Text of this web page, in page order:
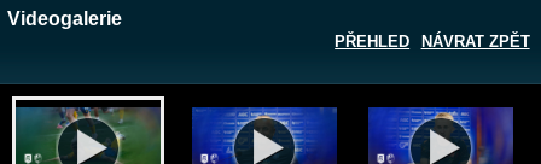
Zobrazit galerii
Videogalerie
NÁVRAT ZPĚT
PŘEHLED